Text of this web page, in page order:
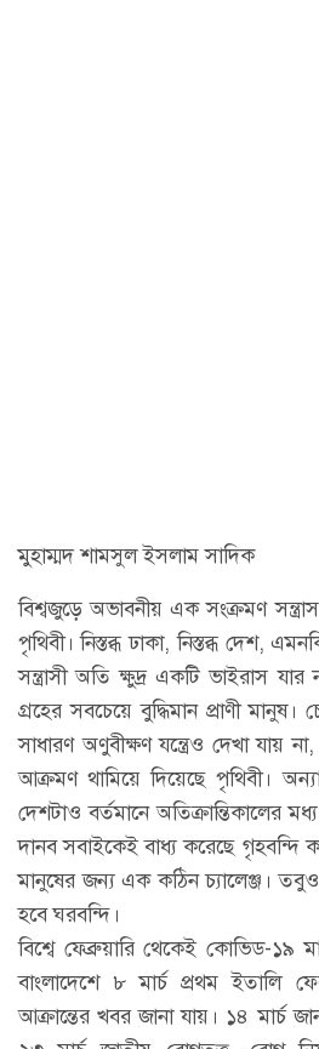
মুহাম্মদ শামসুল ইসলাম সাদিক
বিশ্বজুড়ে অভাবনীয় এক সংক্রমণ
পৃথিবী। নিস্তব্ধ ঢাকা, নিস্তব্ধ দেশ,
সন্ত্রাসী অতি ক্ষুদ্র একটি ভাইরাস
গ্রহের সবচেয়ে বুদ্ধিমান প্রাণী
সাধারণ অণুবীক্ষণ যন্ত্রেও দেখা যায়
আক্রমণ থামিয়ে দিয়েছে পৃথিবী।
দেশটাও বর্তমানে অতিক্রান্তিকালের
দানব সবাইকেই বাধ্য করেছে গৃহবন্দি
মানুষের জন্য এক কঠিন চ্যালেঞ্জ।
হবে ঘরবন্দি।
বিশ্বে ফেব্রুয়ারি থেকেই কোভিড-১৯
বাংলাদেশে ৮ মার্চ প্রথম ইতালি
আক্রান্তের খবর জানা যায়। ১৪ মার্চ